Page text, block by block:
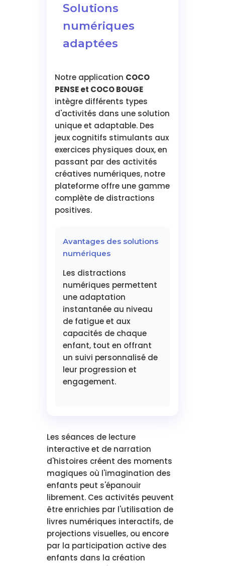
Solutions
numériques
adaptées
Notre application COCO
PENSE et COCO BOUGE
intègre différents types
d'activités dans une solution
unique et adaptable. Des
jeux cognitifs stimulants aux
exercices physiques doux, en
passant par des activités
créatives numériques, notre
plateforme offre une gamme
complète de distractions
positives.
Avantages des solutions
numériques
Les distractions
numériques permettent
une adaptation
instantanée au niveau
de fatigue et aux
capacités de chaque
enfant, tout en offrant
un suivi personnalisé de
leur progression et
engagement.
Les séances de lecture
interactive et de narration
d'histoires créent des moments
magiques où l'imagination des
enfants peut s'épanouir
librement. Ces activités peuvent
être enrichies par l'utilisation de
livres numériques interactifs, de
projections visuelles, ou encore
par la participation active des
enfants dans la création